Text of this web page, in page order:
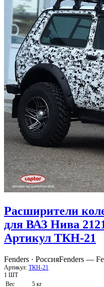
Расширители
для ВАЗ Нива
Артикул ТКН-21
Fenders · РоссияFenders —
Артикул: ТКН-21
1 ШТ
Вес
5 кг